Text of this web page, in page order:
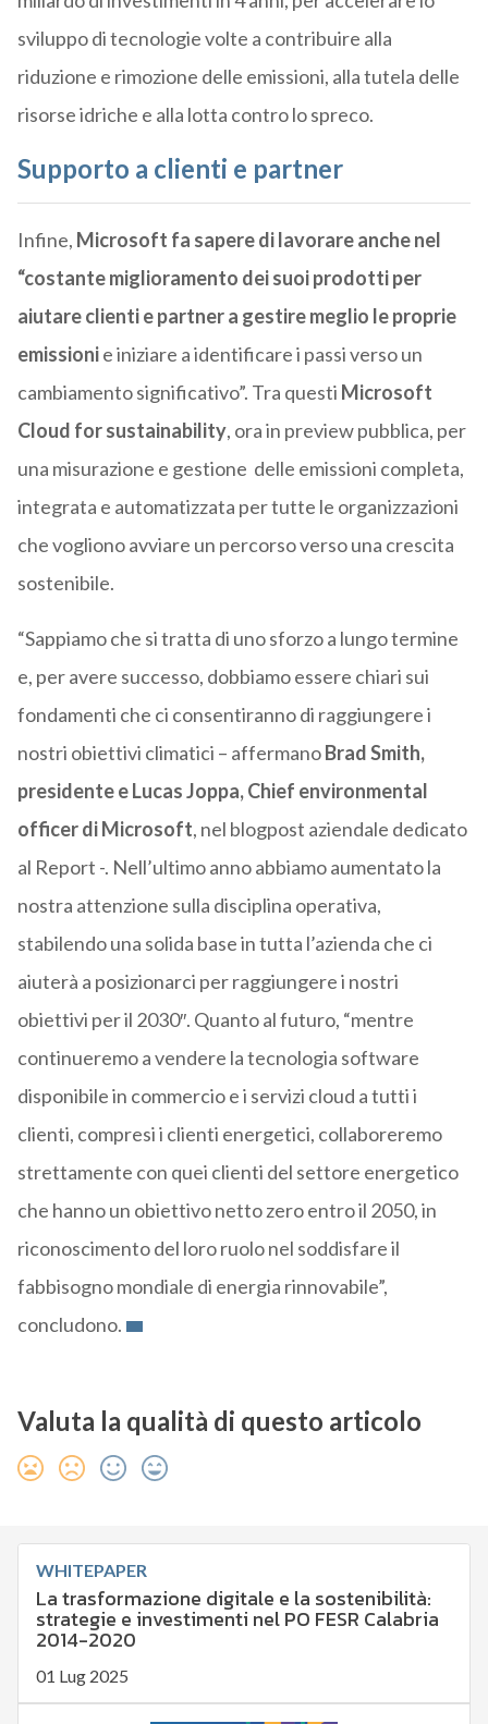
sviluppo di tecnologie volte a contribuire alla
riduzione e rimozione delle emissioni, alla tutela delle
risorse idriche e alla lotta contro lo spreco.
Supporto a clienti e partner
Infine, Microsoft fa sapere di lavorare anche nel
“costante miglioramento dei suoi prodotti per
aiutare clienti e partner a gestire meglio le proprie
emissionie iniziare a identificare i passi verso un
cambiamento significativo”. Tra questi Microsoft
Cloud for sustainability, ora in preview pubblica, per
una misurazione e gestione delle emissioni completa,
integrata e automatizzata per tutte le organizzazioni
che vogliono avviare un percorso verso una crescita
sostenibile.
“Sappiamo che si tratta di uno sforzo a lungo termine
e, per avere successo, dobbiamo essere chiari sui
fondamenti che ci consentiranno di raggiungere i
nostri obiettivi climatici – affermanoBrad Smith,
presidente e Lucas Joppa, Chief environmental
officer di Microsoft, nel blogpost aziendale dedicato
al Report -. Nell’ultimo anno abbiamo aumentato la
nostra attenzione sulla disciplina operativa,
stabilendo una solida base in tutta l’azienda che ci
aiuterà a posizionarci per raggiungere i nostri
obiettivi per il 2030″. Quanto al futuro, “mentre
continueremo a vendere la tecnologia software
disponibile in commercio e i servizi cloud a tutti i
clienti, compresi i clienti energetici, collaboreremo
strettamente con quei clienti del settore energetico
che hanno un obiettivo netto zero entro il 2050, in
riconoscimento del loro ruolo nel soddisfare il
fabbisogno mondiale di energia rinnovabile”,
concludono.
Valuta la qualità di questo articolo
WHITEPAPER
La trasformazione digitale e la sostenibilità:
strategie e investimenti nel PO FESR Calabria
2014-2020
01 Lug 2025